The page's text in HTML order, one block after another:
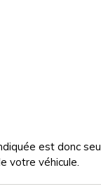
est donc
votre véhicule.